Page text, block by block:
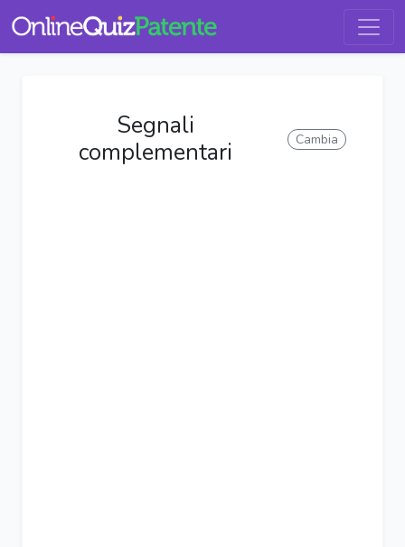
Segnali
complementari
Cambia